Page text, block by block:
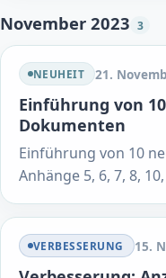
November 2023 3
NEUHEIT 21.
Einführung von
Dokumenten
Einführung von 10
Anhänge 5, 6, 7, 8,
VERBESSERUNG 15.